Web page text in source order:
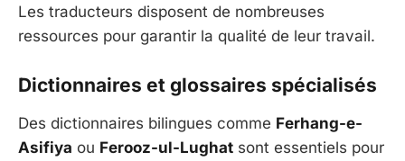
Les traducteurs disposent de nombreuses
ressources pour garantir la qualité de leur travail.
Dictionnaires et glossaires spécialisés
Des dictionnaires bilingues comme Ferhang-e-
Asifiya ou Ferooz-ul-Lughat sont essentiels pour